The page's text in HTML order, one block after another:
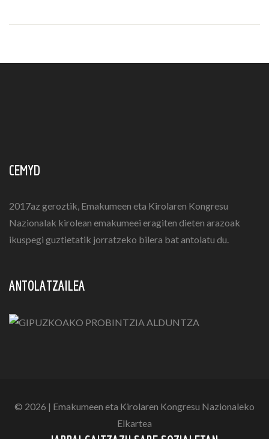
CEMYD
2017az geroztik, Emakumeen eta Kirolaren Kongresu
Nazionalak kirolean emakumeei eragiten dieten arazoak
ikuspegi guztietatik jorratzeko bilera bat antolatu du.
ANTOLATZAILEA
© 2026 | Emakumeen eta Kirolaren Kongresu Nazionaleko
Elkartea